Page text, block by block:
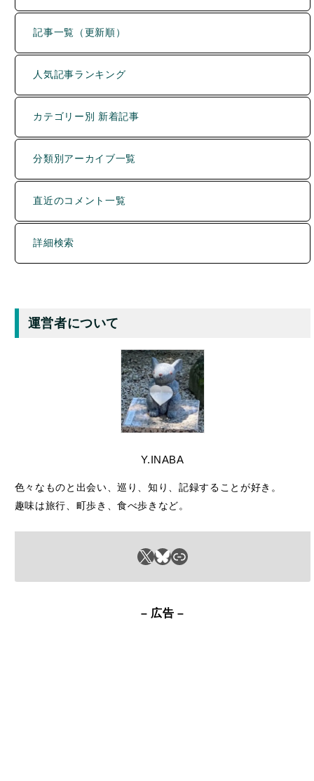
記事一覧（更新順）
人気記事ランキング
カテゴリー別 新着記事
分類別アーカイブ一覧
直近のコメント一覧
詳細検索
趣味は旅行、町歩き、食べ歩きなど。
X Bluesky リンク